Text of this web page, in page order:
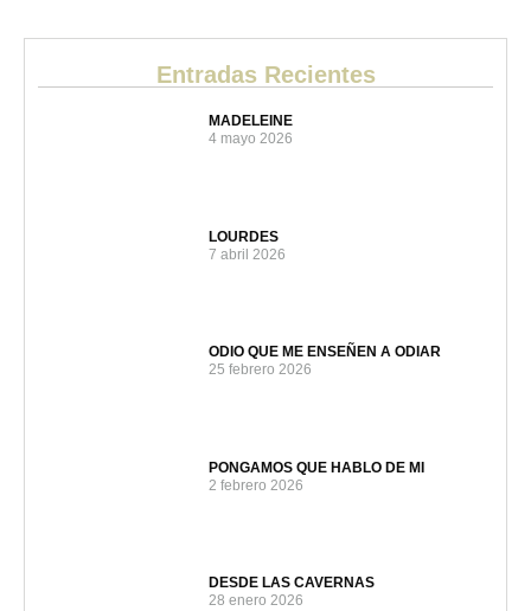
Entradas Recientes
MADELEINE
4 mayo 2026
LOURDES
7 abril 2026
ODIO QUE ME ENSEÑEN A ODIAR
25 febrero 2026
PONGAMOS QUE HABLO DE MI
2 febrero 2026
DESDE LAS CAVERNAS
28 enero 2026